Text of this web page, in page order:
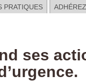
PRATIQUES ADHÉREZ
ses